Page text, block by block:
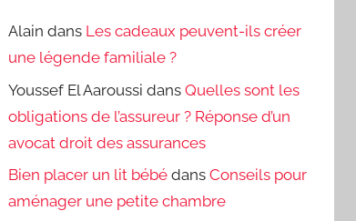
Alain dans Les cadeaux peuvent-ils créer
une légende familiale ?
Youssef El Aaroussi dansQuelles sont les
obligations de l’assureur ? Réponse d’un
avocat droit des assurances
Bien placer un lit bébé dansConseils pour
aménager une petite chambre